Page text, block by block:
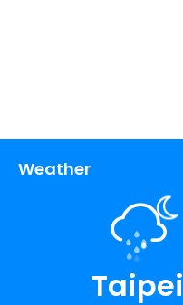
Weather
Taipei